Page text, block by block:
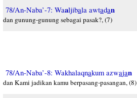
78/An-Naba’-7: Waaljibala awtadan
dan gunung-gunung sebagai pasak?, (7)
78/An-Naba’-8: Wakhalaqnakum azwajan
dan Kami jadikan kamu berpasang-pasangan, (8)